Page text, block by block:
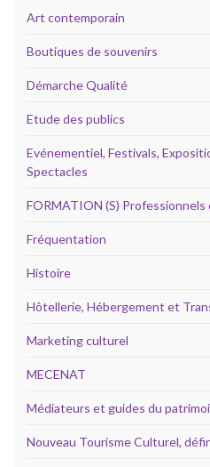
Art contemporain
Boutiques de souvenirs
Démarche Qualité
Etude des publics
Evénementiel, Festivals,
Spectacles
FORMATION (S)
Fréquentation
Histoire
Hôtellerie, Hébergement et
Marketing culturel
MECENAT
Médiateurs et guides du
Nouveau Tourisme Culturel,